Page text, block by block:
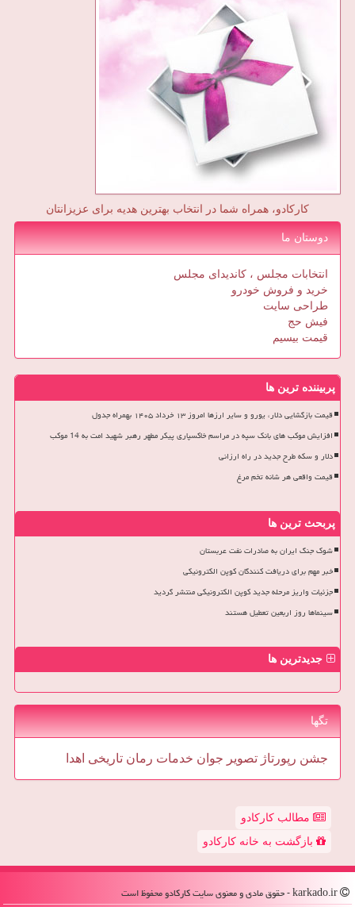
کارکادو، همراه شما در انتخاب بهترین هدیه برای عزیزانتان
دوستان ما
انتخابات مجلس ، کاندیدای مجلس
خرید و فروش خودرو
طراحی سایت
فیش حج
قیمت بیسیم
پربیننده ترین ها
قیمت بازگشایی دلار، یورو و سایر ارزها امروز ۱۳ خرداد ۱۴۰۵ بهمراه جدول
افزایش موکب های بانک سپه در مراسم خاکسپاری پیکر مطهر رهبر شهید امت به 14 موکب
دلار و سکه طرح جدید در راه ارزانی
قیمت واقعی هر شانه تخم مرغ
پربحث ترین ها
شوک جنگ ایران به صادرات نفت عربستان
خبر مهم برای دریافت کنندگان کوپن الکترونیکی
جزئیات واریز مرحله جدید کوپن الکترونیکی منتشر گردید
سینماها روز اربعین تعطیل هستند
جدیدترین ها
تگها
جشن رپورتاژ تصویر جوان خدمات رمان تاریخی اهدا
مطالب کارکادو
بازگشت به خانه کارکادو